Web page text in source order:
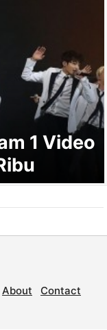
1 Video
About Contact